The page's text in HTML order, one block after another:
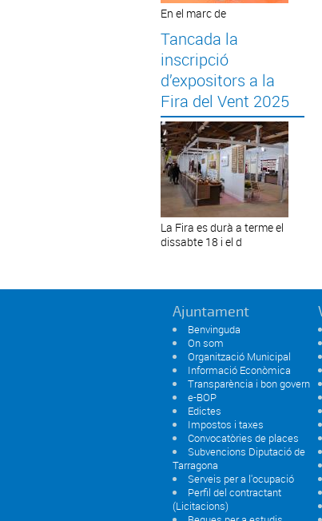
En el marc de
Tancada la
inscripció
d’expositors a la
Fira del Vent 2025
La Fira es durà a terme el
dissabte 18 i el d
Ajuntament
Benvinguda
On som
Organització Municipal
Informació Econòmica
Transparència i bon govern
e-BOP
Edictes
Impostos i taxes
Convocatòries de places
Subvencions Diputació de
Tarragona
Serveis per a l'ocupació
Perfil del contractant
(Licitacions)